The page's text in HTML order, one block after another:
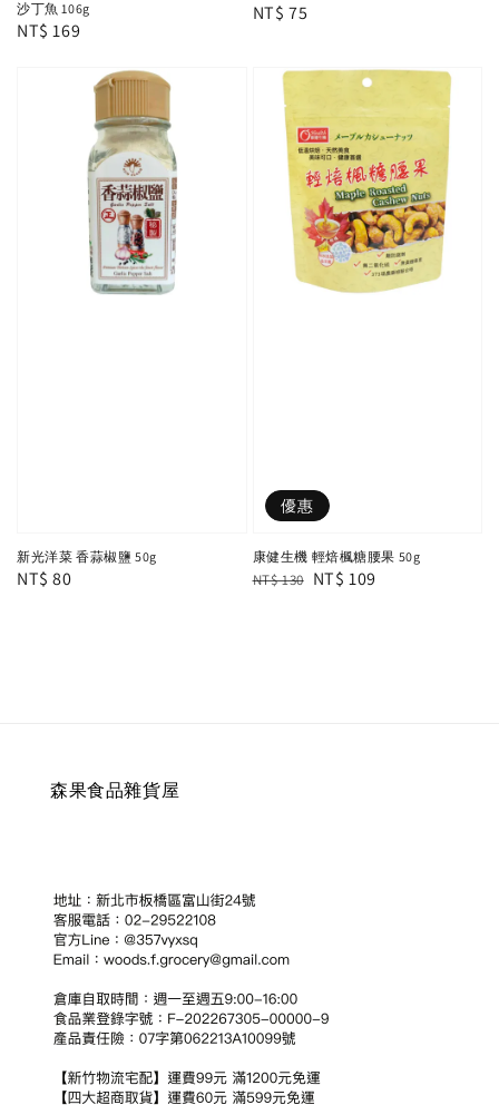
沙丁魚 106g
Regular
NT$ 169
Regular
NT$ 75
新光洋菜 香蒜椒鹽 50g
Regular
NT$ 80
優惠
康健生機 輕焙楓糖腰果 50g
Regular
NT$ 130 Sale
NT$ 109
森果食品雜貨屋